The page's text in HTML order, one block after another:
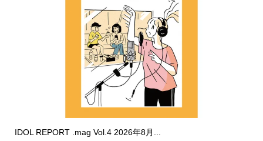
IDOL REPORT .mag Vol.4 2026年8月...